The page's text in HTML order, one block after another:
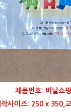
제품번호: 비닐쇼
작사이즈: 250 x 350,